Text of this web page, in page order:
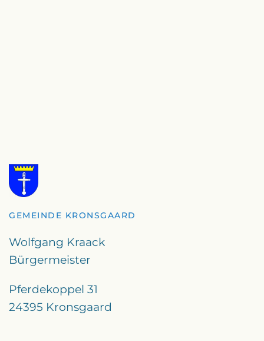
GEMEINDE KRONSGAARD
Wolfgang Kraack
Bürgermeister
Pferdekoppel 31
24395 Kronsgaard